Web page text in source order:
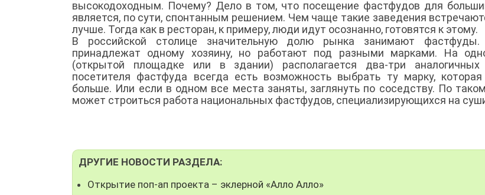
высокодоходным. Почему? Дело в том, что посещение фастфудов для
является, по сути, спонтанным решением. Чем чаще такие заведения
лучше. Тогда как в ресторан, к примеру, люди идут осознанно, готовятся к этому.
В российской столице значительную долю рынка занимают
принадлежат одному хозяину, но работают под разными марками. На
(открытой площадке или в здании) располагается два-три
посетителя фастфуда всегда есть возможность выбрать ту марку,
больше. Или если в одном все места заняты, заглянуть по соседству. По
может строиться работа национальных фастфудов, специализирующихся на
ДРУГИЕ НОВОСТИ РАЗДЕЛА:
Открытие поп-ап проекта – эклерной «Алло Алло»